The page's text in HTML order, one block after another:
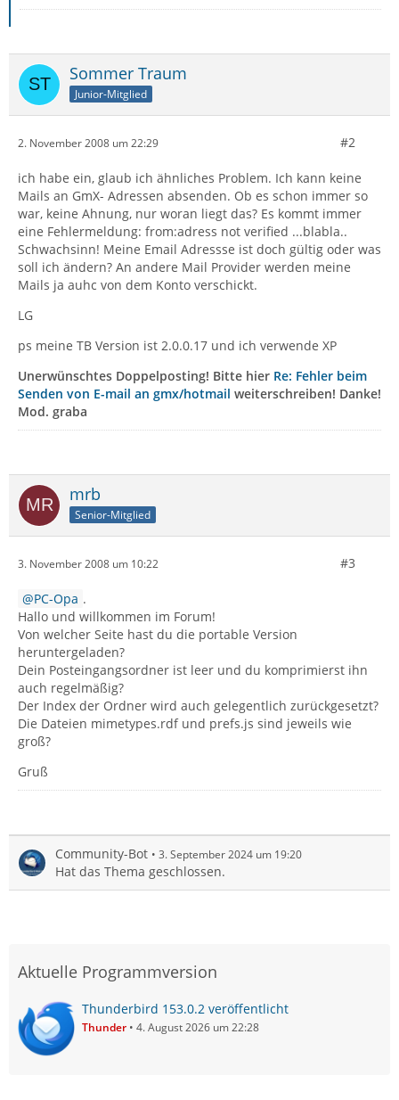
Sommer Traum
Junior-Mitglied
2. November 2008 um 22:29 #2
ich habe ein, glaub ich ähnliches Problem. Ich kann keine
Mails an GmX- Adressen absenden. Ob es schon immer so
war, keine Ahnung, nur woran liegt das? Es kommt immer
eine Fehlermeldung: from:adress not verified ...blabla..
Schwachsinn! Meine Email Adressse ist doch gültig oder was
soll ich ändern? An andere Mail Provider werden meine
Mails ja auhc von dem Konto verschickt.
LG
ps meine TB Version ist 2.0.0.17 und ich verwende XP
Unerwünschtes Doppelposting! Bitte hier Re: Fehler beim
Senden von E-mail an gmx/hotmail weiterschreiben! Danke!
Mod. graba
mrb
Senior-Mitglied
3. November 2008 um 10:22 #3
PC-Opa .
Hallo und willkommen im Forum!
Von welcher Seite hast du die portable Version
heruntergeladen?
Dein Posteingangsordner ist leer und du komprimierst ihn
auch regelmäßig?
Der Index der Ordner wird auch gelegentlich zurückgesetzt?
Die Dateien mimetypes.rdf und prefs.js sind jeweils wie
groß?
Gruß
Community-Bot 3. September 2024 um 19:20
Hat das Thema geschlossen.
Aktuelle Programmversion
Thunderbird 153.0.2 veröffentlicht
Thunder 4. August 2026 um 22:28